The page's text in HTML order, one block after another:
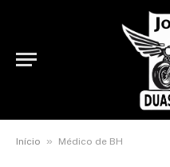
Início » Médico de BH